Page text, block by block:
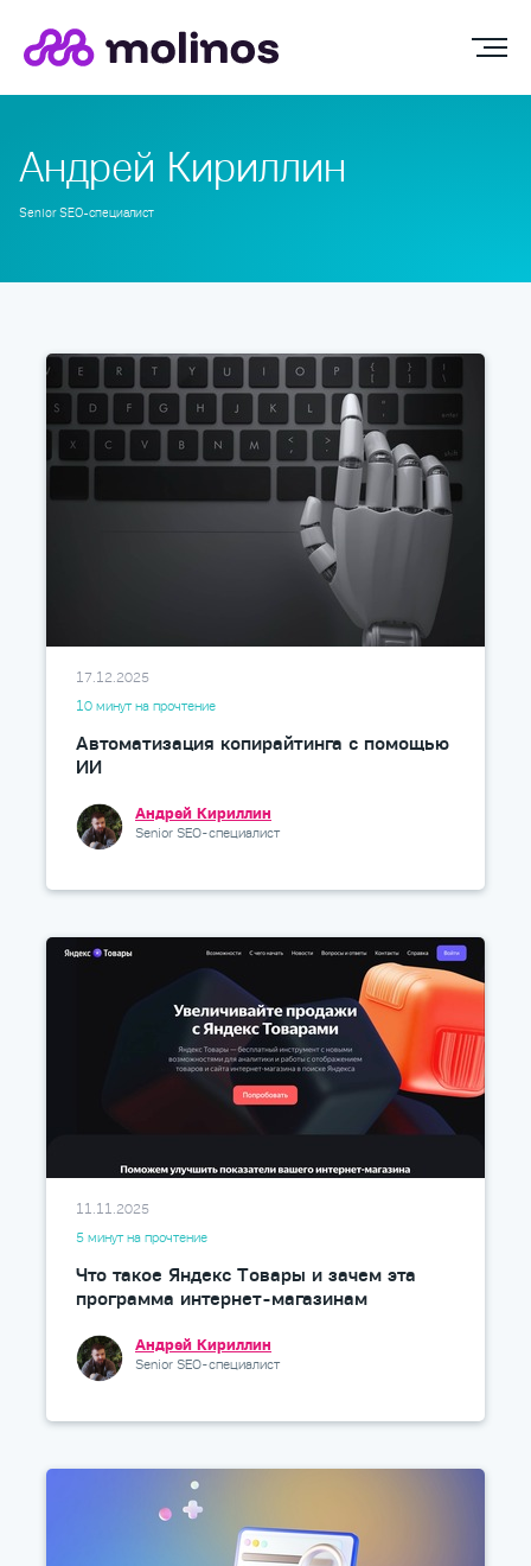
Андрей Кириллин
Senior SEO-специалист
17.12.2025
10 минут на прочтение
Автоматизация копирайтинга с помощью
ИИ
Андрей Кириллин
Senior SEO-специалист
11.11.2025
5 минут на прочтение
Что такое Яндекс Товары и зачем эта
программа интернет-магазинам
Андрей Кириллин
Senior SEO-специалист